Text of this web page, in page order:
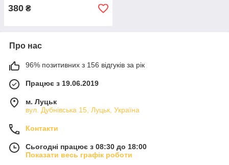
380 ₴
Про нас
96% позитивних з 156 відгуків за рік
Працює з 19.06.2019
м. Луцьк
вул. Дубнівська 15, Луцьк, Україна
Контакти
Сьогодні працює з 08:30 до 18:00
Показати весь графік роботи